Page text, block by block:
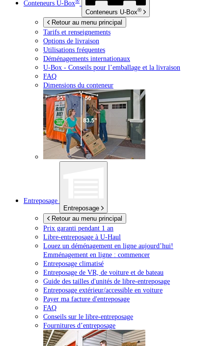
Conteneurs U-Box
Conteneurs U-Box®
Retour au menu principal
Tarifs et renseignements
Options de livraison
Utilisations fréquentes
Déménagements internationaux
U-Box - Conseils pour l’emballage et la livraison
FAQ
Dimensions du conteneur
Entreposage
Entreposage
Retour au menu principal
Prix garanti pendant 1 an
Libre-entreposage à U-Haul
Louez un déménagement en ligne aujourd’hui!
Emménagement en ligne : commencer
Entreposage climatisé
Entreposage de VR, de voiture et de bateau
Guide des tailles d'unités de libre-entreposage
Entreposage extérieur/accessible en voiture
Payer ma facture d'entreposage
FAQ
Conseils sur le libre-entreposage
Fournitures d’entreposage